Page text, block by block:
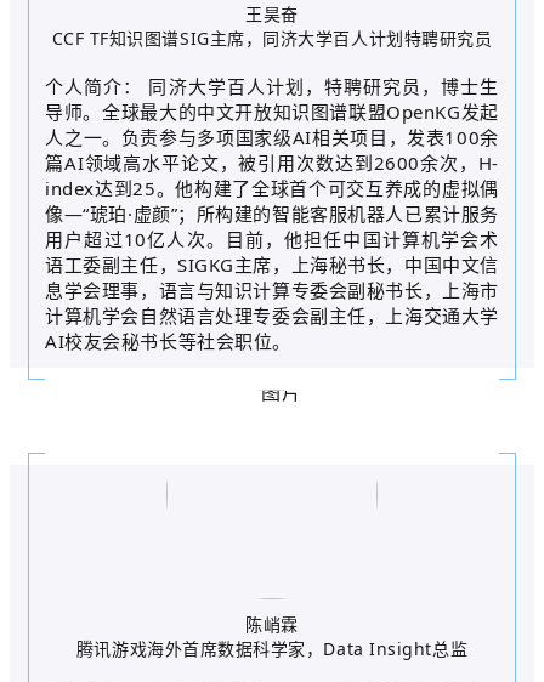
王昊奋
CCF TF知识图谱SIG主席，同济大学百人计划特聘研究员
个人简介： 同济大学百人计划，特聘研究员，博士生
导师。全球最大的中文开放知识图谱联盟OpenKG发起
人之一。负责参与多项国家级AI相关项目，发表100余
篇AI领域高水平论文，被引用次数达到2600余次，H-
index达到25。他构建了全球首个可交互养成的虚拟偶
像—“琥珀·虚颜”；所构建的智能客服机器人已累计服务
用户超过10亿人次。目前，他担任中国计算机学会术
语工委副主任，SIGKG主席，上海秘书长，中国中文信
息学会理事，语言与知识计算专委会副秘书长，上海市
计算机学会自然语言处理专委会副主任，上海交通大学
AI校友会秘书长等社会职位。
陈峭霖
腾讯游戏海外首席数据科学家，Data Insight总监